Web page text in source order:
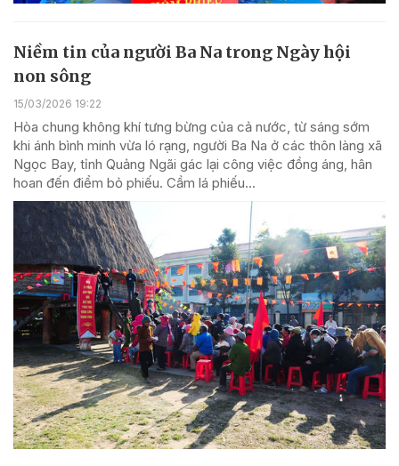
Niềm tin của người Ba Na trong Ngày hội
non sông
15/03/2026 19:22
Hòa chung không khí tưng bừng của cả nước, từ sáng sớm
khi ánh bình minh vừa ló rạng, người Ba Na ở các thôn làng xã
Ngọc Bay, tỉnh Quảng Ngãi gác lại công việc đồng áng, hân
hoan đến điểm bỏ phiếu. Cầm lá phiếu...